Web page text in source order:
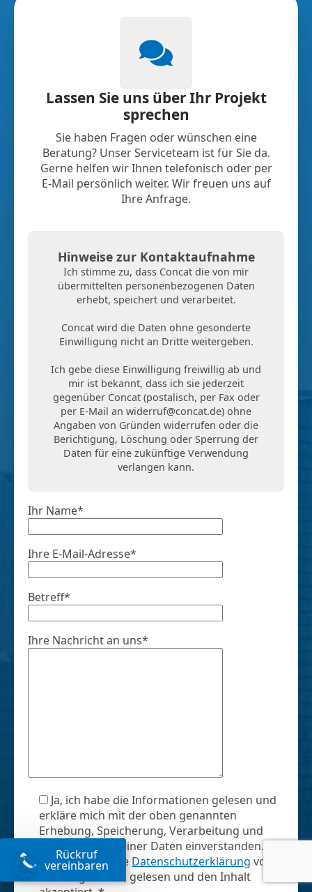
Lassen Sie uns über Ihr Projekt
sprechen
Sie haben Fragen oder wünschen eine
Beratung? Unser Serviceteam ist für Sie da.
Gerne helfen wir Ihnen telefonisch oder per
E-Mail persönlich weiter. Wir freuen uns auf
Ihre Anfrage.
Hinweise zur Kontaktaufnahme
Ich stimme zu, dass Concat die von mir
übermittelten personenbezogenen Daten
erhebt, speichert und verarbeitet.
Concat wird die Daten ohne gesonderte
Einwilligung nicht an Dritte weitergeben.
Ich gebe diese Einwilligung freiwillig ab und
mir ist bekannt, dass ich sie jederzeit
gegenüber Concat (postalisch, per Fax oder
per E-Mail an widerruf@concat.de) ohne
Angaben von Gründen widerrufen oder die
Berichtigung, Löschung oder Sperrung der
Daten für eine zukünftige Verwendung
verlangen kann.
Ihr Name*
Ihre E-Mail-Adresse*
Betreff*
Ihre Nachricht an uns*
Ja, ich habe die Informationen gelesen und
erkläre mich mit der oben genannten
Erhebung, Speicherung, Verarbeitung und
Verwendung meiner Daten einverstanden. *
Ja, ich habe die Datenschutzerklärung von
Concat gesehen, gelesen und den Inhalt
Rückruf
vereinbaren